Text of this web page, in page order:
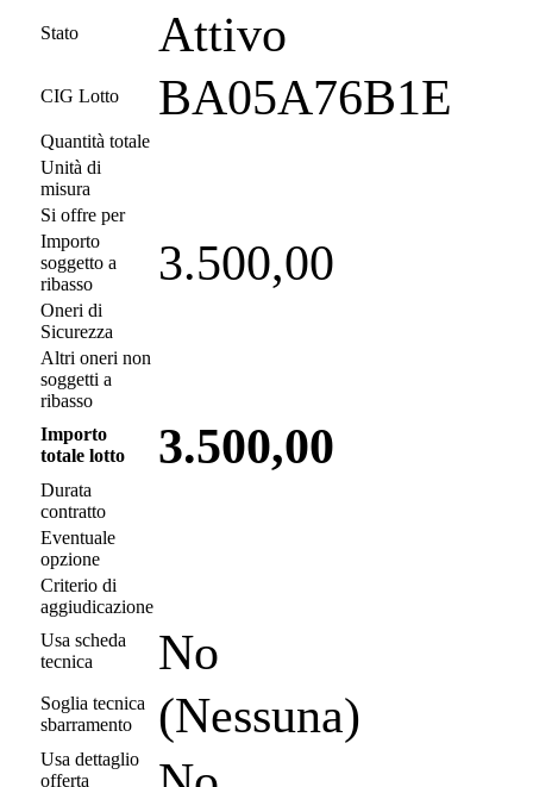
Stato Attivo
CIG Lotto BA05A76B1E
Quantità totale
Unità di
misura
Si offre per
Importo
soggetto a
ribasso
3.500,00
Oneri di
Sicurezza
Altri oneri non
soggetti a
ribasso
Importo
totale lotto
3.500,00
Durata
contratto
Eventuale
opzione
Criterio di
aggiudicazione
Usa scheda
tecnica
No
Soglia tecnica
sbarramento
(Nessuna)
Usa dettaglio
offerta